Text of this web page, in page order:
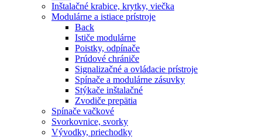
Inštalačné krabice, krytky, viečka
Modulárne a istiace prístroje
Back
Ističe modulárne
Poistky, odpínače
Prúdové chrániče
Signalizačné a ovládacie prístroje
Spínače a modulárne zásuvky
Stýkače inštalačné
Zvodiče prepätia
Spínače vačkové
Svorkovnice, svorky
Vývodky, priechodky